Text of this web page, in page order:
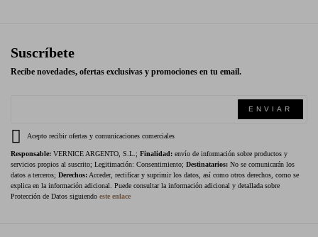
Suscríbete
Recibe novedades, ofertas exclusivas y promociones en tu email.
ENVIAR
Acepto recibir ofertas y comunicaciones comerciales
Responsable: VERNICE ARGENTO, S.L.; Finalidad: envío de información sobre productos y
servicios propios al suscrito; Legitimación: Consentimiento; Destinatarios: No se comunicarán los
datos a terceros; Derechos: Acceder, rectificar y suprimir los datos, así como otros derechos, como se
explica en la información adicional. Puede consultar la información adicional y detallada sobre
Protección de Datos siguiendo este enlace